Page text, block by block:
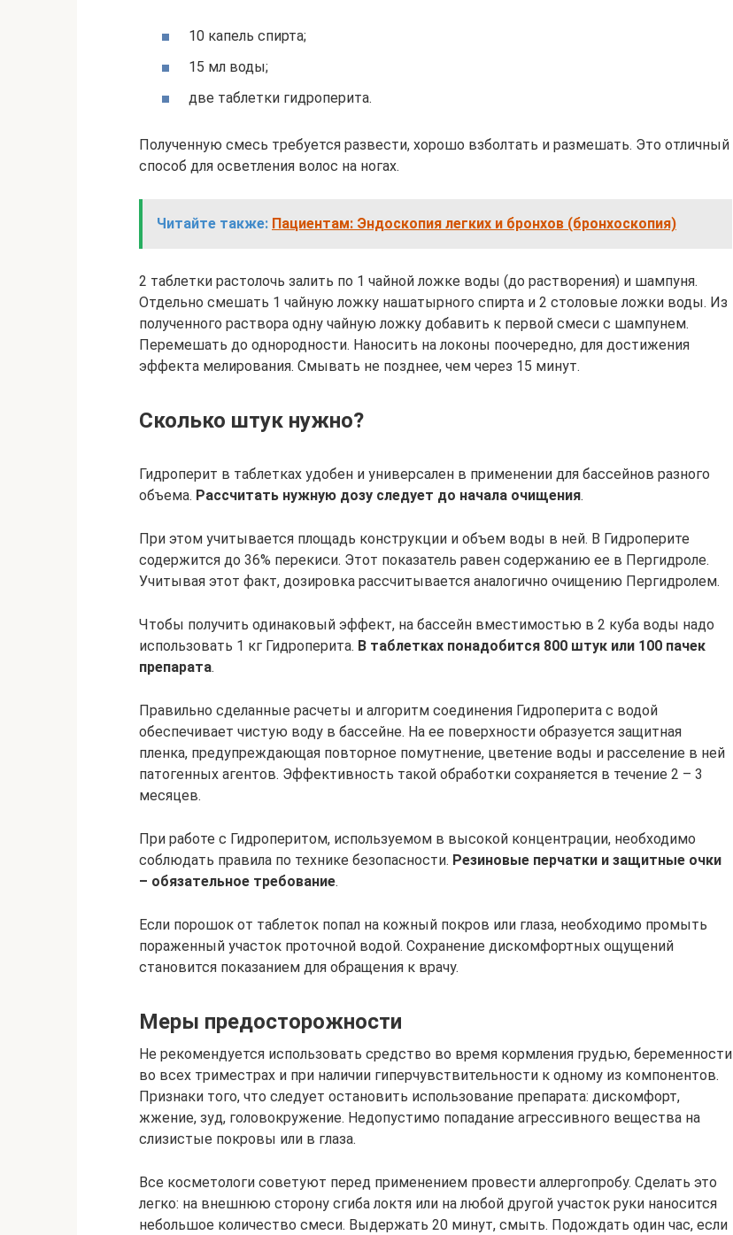
10 капель спирта;
15 мл воды;
две таблетки гидроперита.
Полученную смесь требуется развести, хорошо взболтать и размешать. Это отличный
способ для осветления волос на ногах.
Читайте также: Пациентам: Эндоскопия легких и бронхов (бронхоскопия)
2 таблетки растолочь залить по 1 чайной ложке воды (до растворения) и шампуня.
Отдельно смешать 1 чайную ложку нашатырного спирта и 2 столовые ложки воды. Из
полученного раствора одну чайную ложку добавить к первой смеси с шампунем.
Перемешать до однородности. Наносить на локоны поочередно, для достижения
эффекта мелирования. Смывать не позднее, чем через 15 минут.
Сколько штук нужно?
Гидроперит в таблетках удобен и универсален в применении для бассейнов разного
объема. Рассчитать нужную дозу следует до начала очищения.
При этом учитывается площадь конструкции и объем воды в ней. В Гидроперите
содержится до 36% перекиси. Этот показатель равен содержанию ее в Пергидроле.
Учитывая этот факт, дозировка рассчитывается аналогично очищению Пергидролем.
Чтобы получить одинаковый эффект, на бассейн вместимостью в 2 куба воды надо
использовать 1 кг Гидроперита. В таблетках понадобится 800 штук или 100 пачек
препарата.
Правильно сделанные расчеты и алгоритм соединения Гидроперита с водой
обеспечивает чистую воду в бассейне. На ее поверхности образуется защитная
пленка, предупреждающая повторное помутнение, цветение воды и расселение в ней
патогенных агентов. Эффективность такой обработки сохраняется в течение 2 – 3
месяцев.
При работе с Гидроперитом, используемом в высокой концентрации, необходимо
соблюдать правила по технике безопасности. Резиновые перчатки и защитные очки
– обязательное требование.
Если порошок от таблеток попал на кожный покров или глаза, необходимо промыть
пораженный участок проточной водой. Сохранение дискомфортных ощущений
становится показанием для обращения к врачу.
Меры предосторожности
Не рекомендуется использовать средство во время кормления грудью, беременности
во всех триместрах и при наличии гиперчувствительности к одному из компонентов.
Признаки того, что следует остановить использование препарата: дискомфорт,
жжение, зуд, головокружение. Недопустимо попадание агрессивного вещества на
слизистые покровы или в глаза.
Все косметологи советуют перед применением провести аллергопробу. Сделать это
легко: на внешнюю сторону сгиба локтя или на любой другой участок руки наносится
небольшое количество смеси. Выдержать 20 минут, смыть. Подождать один час, если